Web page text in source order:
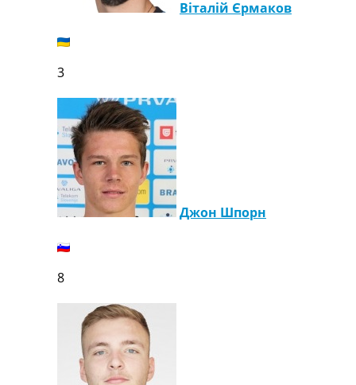
Віталій Єрмаков
3
Джон Шпорн
8